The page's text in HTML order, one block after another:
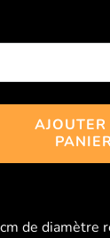
PANIER
de diamètre